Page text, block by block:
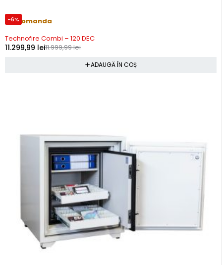
-6%
Precomanda
Technofire Combi – 120 DEC
11.999,99lei
11.299,99 lei
ADAUGĂ ÎN COȘ